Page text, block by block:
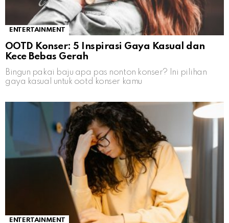
ENTERTAINMENT
OOTD Konser: 5 Inspirasi Gaya Kasual dan
Kece Bebas Gerah
Bingun pakai baju apa pas nonton konser? Ini pilihan
gaya kasual untuk ootd konser kamu
ENTERTAINMENT